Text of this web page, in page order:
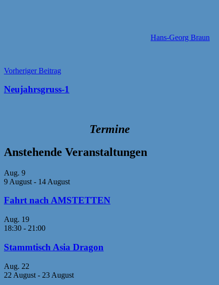
Hans-Georg Braun
Beitragsnavigation
Vorheriger Beitrag
Neujahrsgruss-1
Termine
Anstehende Veranstaltungen
Aug. 9
9 August - 14 August
Fahrt nach AMSTETTEN
Aug. 19
18:30 - 21:00
Stammtisch Asia Dragon
Aug. 22
22 August - 23 August